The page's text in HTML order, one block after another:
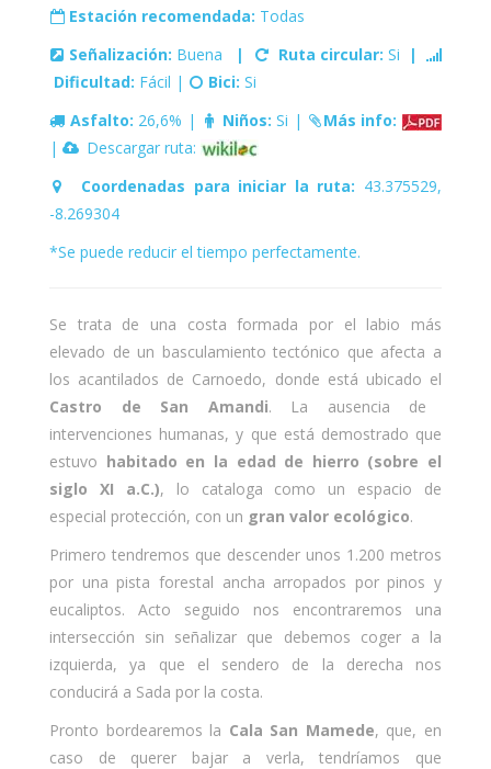
Estación recomendada: Todas
Señalización: Buena | Ruta circular: Si
|
Dificultad: Fácil | Bici: Si
Asfalto: 26,6% | Niños: Si |
Más info:
|
Descargar ruta:
Coordenadas para iniciar la ruta: 43.375529,
-8.269304
*Se puede reducir el tiempo perfectamente.
Se trata de una costa formada por el labio más
elevado de un basculamiento tectónico que afecta a
los acantilados de Carnoedo, donde está ubicado el
Castro de San Amandi. La ausencia de
intervenciones humanas, y que está demostrado que
estuvo habitado en la edad de hierro (sobre el
siglo XI a.C.), lo cataloga como un espacio de
especial protección, con un gran valor ecológico.
Primero tendremos que descender unos 1.200 metros
por una pista forestal ancha arropados por pinos y
eucaliptos. Acto seguido nos encontraremos una
intersección sin señalizar que debemos coger a la
izquierda, ya que el sendero de la derecha nos
conducirá a Sada por la costa.
Pronto bordearemos la Cala San Mamede, que, en
caso de querer bajar a verla, tendríamos que